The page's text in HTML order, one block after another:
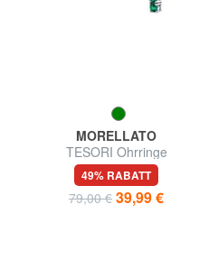
MORELLATO
TESORI Ohrringe
49% RABATT
79,00 € 39,99 €